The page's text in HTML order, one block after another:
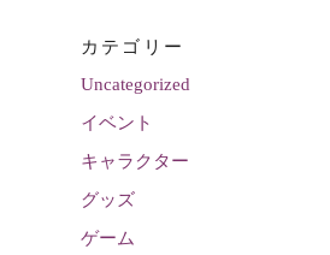
カテゴリー
Uncategorized
イベント
キャラクター
グッズ
ゲーム